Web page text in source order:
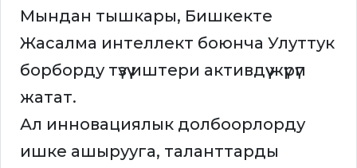
Мындан тышкары, Бишкекте
Жасалма интеллект боюнча Улуттук
борборду түзүү иштери активдүү жүрүп
жатат.
Ал инновациялык долбоорлорду
ишке ашырууга, таланттарды